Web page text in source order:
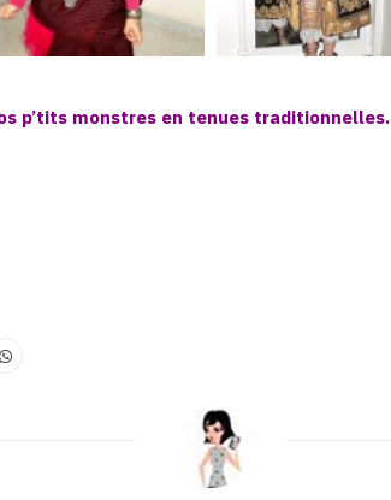
p’tits monstres en tenues traditionnelles.